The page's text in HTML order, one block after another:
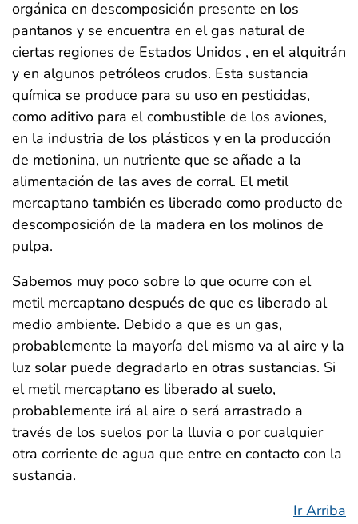
orgánica en descomposición presente en los
pantanos y se encuentra en el gas natural de
ciertas regiones de Estados Unidos , en el alquitrán
y en algunos petróleos crudos. Esta sustancia
química se produce para su uso en pesticidas,
como aditivo para el combustible de los aviones,
en la industria de los plásticos y en la producción
de metionina, un nutriente que se añade a la
alimentación de las aves de corral. El metil
mercaptano también es liberado como producto de
descomposición de la madera en los molinos de
pulpa.
Sabemos muy poco sobre lo que ocurre con el
metil mercaptano después de que es liberado al
medio ambiente. Debido a que es un gas,
probablemente la mayoría del mismo va al aire y la
luz solar puede degradarlo en otras sustancias. Si
el metil mercaptano es liberado al suelo,
probablemente irá al aire o será arrastrado a
través de los suelos por la lluvia o por cualquier
otra corriente de agua que entre en contacto con la
sustancia.
Ir Arriba